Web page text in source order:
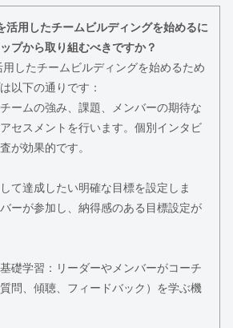
活用したチームビルディングを始めるに
プから取り組むべきですか？
用したチームビルディングを始めるため
以下の通りです：
ームの強み、課題、メンバーの期待な
セスメントを行います。個別インタビ
が効果的です。
て達成したい明確な目標を設定しま
ーが参加し、納得感のある目標設定が
礎学習：リーダーやメンバーがコーチ
問、傾聴、フィードバック）を学ぶ機